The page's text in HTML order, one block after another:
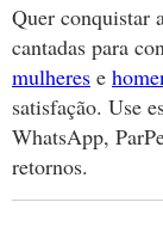
Quer conquistar
cantadas para
mulheres e
satisfação. Use
WhatsApp,
retornos.